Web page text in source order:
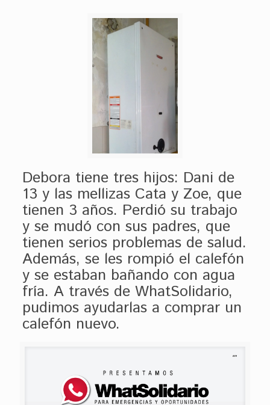
Debora tiene tres hijos: Dani de
13 y las mellizas Cata y Zoe, que
tienen 3 años. Perdió su trabajo
y se mudó con sus padres, que
tienen serios problemas de salud.
Además, se les rompió el calefón
y se estaban bañando con agua
fría. A través de WhatSolidario,
pudimos ayudarlas a comprar un
calefón nuevo.